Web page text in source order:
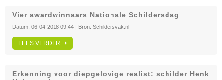
Vier awardwinnaars Nationale Schildersdag
Datum: 06-04-2018 09:44 | Bron: Schildersvak.nl
LEES VERDER
Erkenning voor diepgelovige realist: schilder Henk